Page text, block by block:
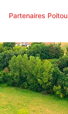
Partenaires Poitou